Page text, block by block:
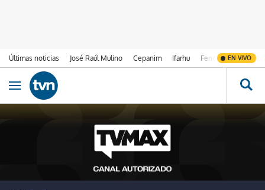
Últimas noticias José Raúl Mulino Cepanim Ifarhu Fenómeno de El
EN VIVO
Ir al contenido
Obrir navegació